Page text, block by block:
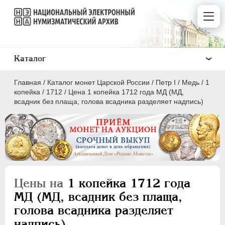
Главная / Каталог монет Царской России / Пeтр I / Медь / 1
копейка / 1712 / Цена 1 копейка 1712 года МД (МД,
всадник без плаща, голова всадника разделяет надпись)
Цены на 1 копейка 1712 года
МД (МД, всадник без плаща,
голова всадника разделяет
Каталог
ПEТР I 1699 - 1725
Серебро
Медь
5 копеек